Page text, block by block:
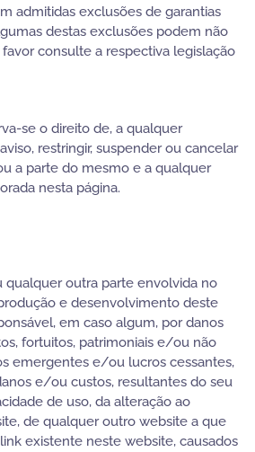
admitidas exclusões de garantias
destas exclusões podem não
favor consulte a respectiva legislação
se o direito de, a qualquer
restringir, suspender ou cancelar
a parte do mesmo e a qualquer
nesta página.
qualquer outra parte envolvida no
e desenvolvimento deste
em caso algum, por danos
fortuitos, patrimoniais e/ou não
emergentes e/ou lucros cessantes,
e/ou custos, resultantes do seu
de uso, da alteração ao
de qualquer outro website a que
existente neste website, causados